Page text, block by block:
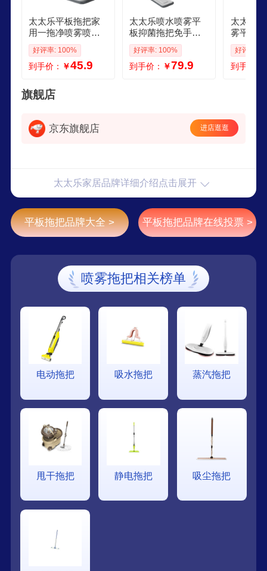
太太乐平板拖把家
用一拖净喷雾喷水
托把懒人拖地神器
木地板瓷砖家用墩
布 35cm一键喷雾拖
好评率: 100%
到手价： ￥45.9
太太乐喷水喷雾平
板抑菌拖把免手洗
家用一拖净懒人拖
布干湿两用拖地墩
布 PLUS 36cm1布
好评率: 100%
到手价： ￥79.9
太太乐
雾平板
砖木地
湿两用
喷水拖
好评率:
到手价：
旗舰店
京东旗舰店 进店逛逛
太太乐家居品牌详细介绍点击展开
平板拖把品牌大全 > 平板拖把品牌在线投票 >
喷雾拖把相关榜单
电动拖把 吸水拖把 蒸汽拖把
甩干拖把 静电拖把 吸尘拖把